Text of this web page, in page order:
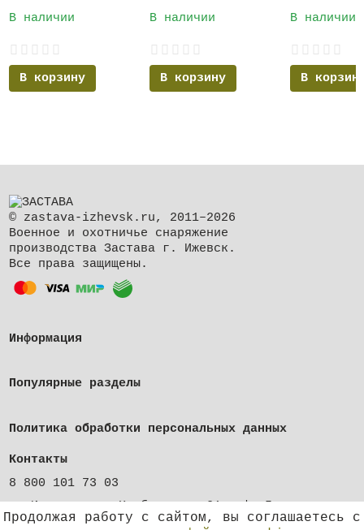
В наличии
В корзину
В наличии
В корзину
В наличии
В
© zastava-izhevsk.ru, 2011–2026
Военное и охотничье снаряжение
производства Застава г. Ижевск.
Все права защищены.
Информация
Популярные разделы
Политика обработки персональных данных
Контакты
8 800 101 73 03
г. Ижевск, ул. Клубная, д. 21, оф. 5
Продолжая работу с сайтом, вы соглашаетесь с